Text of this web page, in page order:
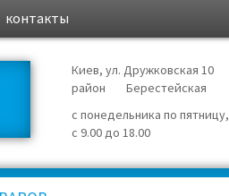
контакты
Киев, ул. Дружковская 10
район
Берестейская
с понедельника по пятницу,
с 9.00 до 18.00